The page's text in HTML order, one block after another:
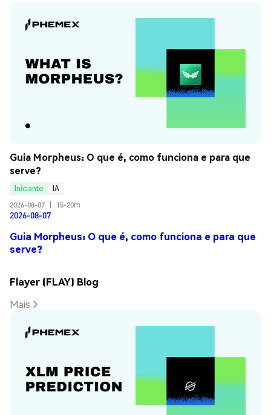
Guia Morpheus: O que é, como funciona e para que
serve?
Iniciante
IA
2026-08-07
15-20m
2026-08-07
Guia Morpheus: O que é, como funciona e para que
serve?
Flayer (FLAY) Blog
Mais